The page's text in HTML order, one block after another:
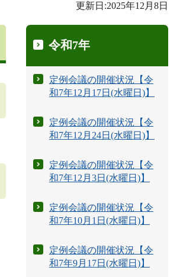
更新日:2025年12月8日
令和7年
定例会議の開催状況【令
和7年12月17日(水曜日)】
定例会議の開催状況【令
和7年12月24日(水曜日)】
定例会議の開催状況【令
和7年12月3日(水曜日)】
定例会議の開催状況【令
和7年10月1日(水曜日)】
定例会議の開催状況【令
和7年9月17日(水曜日)】